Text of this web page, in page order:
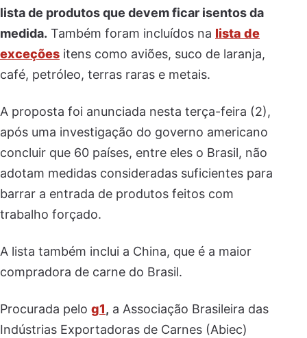
lista de produtos que devem ficar isentos da
medida. Também foram incluídos na lista de
exceções itens como aviões, suco de laranja,
café, petróleo, terras raras e metais.
A proposta foi anunciada nesta terça-feira (2),
após uma investigação do governo americano
concluir que 60 países, entre eles o Brasil, não
adotam medidas consideradas suficientes para
barrar a entrada de produtos feitos com
trabalho forçado.
A lista também inclui a China, que é a maior
compradora de carne do Brasil.
Procurada pelo g1, a Associação Brasileira das
Indústrias Exportadoras de Carnes (Abiec)